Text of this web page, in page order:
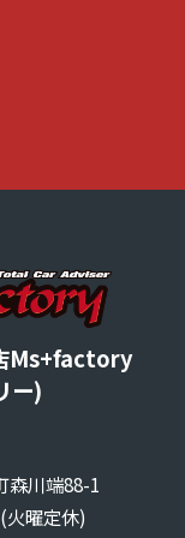
Ms+factory
ー)
森川端88-1
火曜定休)